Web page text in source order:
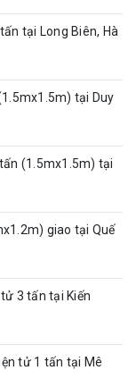
tại Long Biên, Hà
tại Duy
(1.5mx1.5m) tại
3 tấn tại Kiến
tử 1 tấn tại Mê